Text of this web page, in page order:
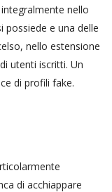
nello
possiede e una delle
nello estensione
utenti iscritti. Un
di profili fake.
di acchiappare